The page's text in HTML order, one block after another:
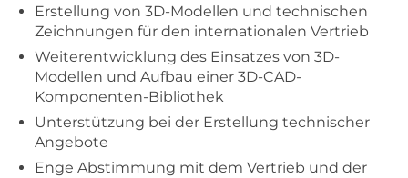
Erstellung von 3D-Modellen und technischen
Zeichnungen für den internationalen Vertrieb
Weiterentwicklung des Einsatzes von 3D-
Modellen und Aufbau einer 3D-CAD-
Komponenten-Bibliothek
Unterstützung bei der Erstellung technischer
Angebote
Enge Abstimmung mit dem Vertrieb und der